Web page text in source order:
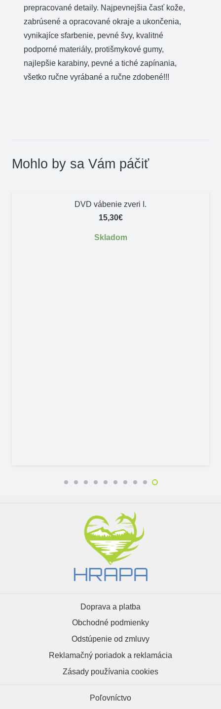
prepracované detaily. Najpevnejšia časť kože,
zabrúsené a opracované okraje a ukončenia,
vynikajíce sfarbenie, pevné švy, kvalitné
podporné materiály, protišmykové gumy,
najlepšie karabiny, pevné a tiché zapínania,
všetko ručne vyrábané a ručne zdobené!!!
Mohlo by sa Vám páčiť
DVD vábenie zveri I.
15,30€
Skladom
Doprava a platba
Obchodné podmienky
Odstúpenie od zmluvy
Reklamačný poriadok a reklamácia
Zásady používania cookies
Poľovníctvo